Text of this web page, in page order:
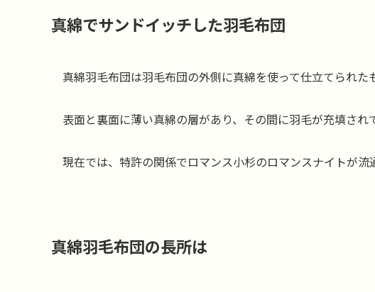
真綿でサンドイッチした羽毛布団
真綿羽毛布団は羽毛布団の外側に真綿を使って仕立てられた
表面と裏面に薄い真綿の層があり、その間に羽毛が充填され
現在では、特許の関係でロマンス小杉のロマンスナイトが流
真綿羽毛布団の長所は